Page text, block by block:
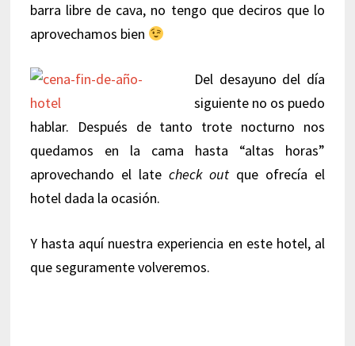
barra libre de cava, no tengo que deciros que lo
aprovechamos bien
Del desayuno del día
siguiente no os puedo
hablar. Después de tanto trote nocturno nos
quedamos en la cama hasta “altas horas”
aprovechando el late check out que ofrecía el
hotel dada la ocasión.
Y hasta aquí nuestra experiencia en este hotel, al
que seguramente volveremos.